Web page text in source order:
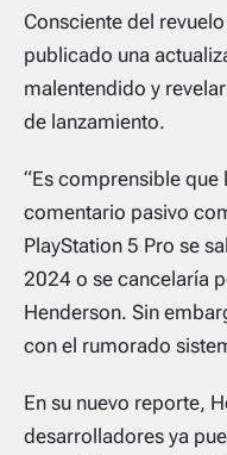
Consciente del
publicado una
malentendido y
de lanzamiento.
“Es comprensible
comentario pasivo
PlayStation 5 Pro se
2024 o se cancelaría
Henderson. Sin
con el rumorado
En su nuevo reporte,
desarrolladores ya